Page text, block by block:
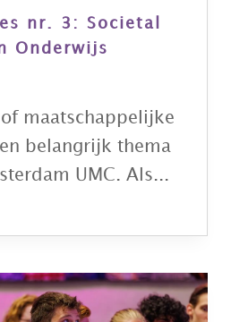
nr. 3: Societal
Onderwijs
maatschappelijke
belangrijk thema
UMC. Als...